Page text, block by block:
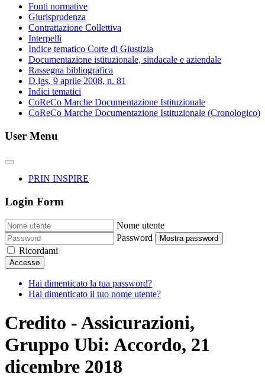
Fonti normative
Giurisprudenza
Contrattazione Collettiva
Interpelli
Indice tematico Corte di Giustizia
Documentazione istituzionale, sindacale e aziendale
Rassegna bibliografica
D.lgs. 9 aprile 2008, n. 81
Indici tematici
CoReCo Marche Documentazione Istituzionale
CoReCo Marche Documentazione Istituzionale (Cronologico)
User Menu
PRIN INSPIRE
Login Form
Nome utente
Password
Mostra password
Ricordami
Accesso
Hai dimenticato la tua password?
Hai dimenticato il tuo nome utente?
Credito - Assicurazioni,
Gruppo Ubi: Accordo, 21
dicembre 2018